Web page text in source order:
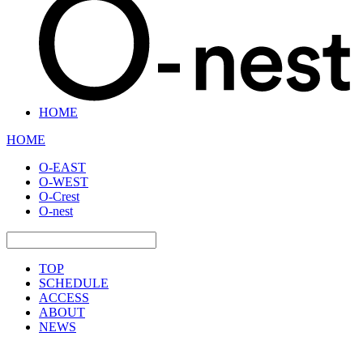
HOME
HOME
O-EAST
O-WEST
O-Crest
O-nest
TOP
SCHEDULE
ACCESS
ABOUT
NEWS